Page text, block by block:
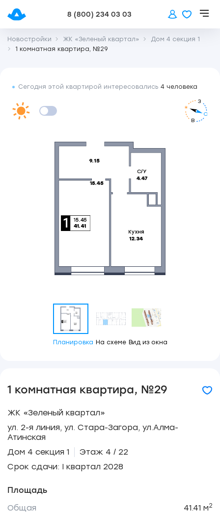
8 (800) 234 03 03
Новостройки ЖК «Зеленый квартал»
Дом 4 секция 1
1 комнатная квартира, №29
Сегодня этой квартирой интересовались 4 человека
С
В
З
Планировка На схеме Вид из окна
1 комнатная квартира, №29
ЖК «Зеленый квартал»
ул. 2-я линия, ул. Стара-Загора, ул.Алма-
Атинская
Дом 4 секция 1
Этаж 4 / 22
Срок сдачи: I квартал 2028
Площадь
Общая
41.41 м2